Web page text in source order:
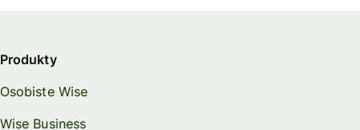
Produkty
Osobiste Wise
Wise Business